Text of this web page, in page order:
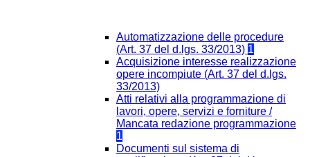
Automatizzazione delle procedure
(Art. 37 del d.lgs. 33/2013) 1
Acquisizione interesse realizzazione
opere incompiute (Art. 37 del d.lgs.
33/2013)
Atti relativi alla programmazione di
lavori, opere, servizi e forniture /
Mancata redazione programmazione
1
Documenti sul sistema di